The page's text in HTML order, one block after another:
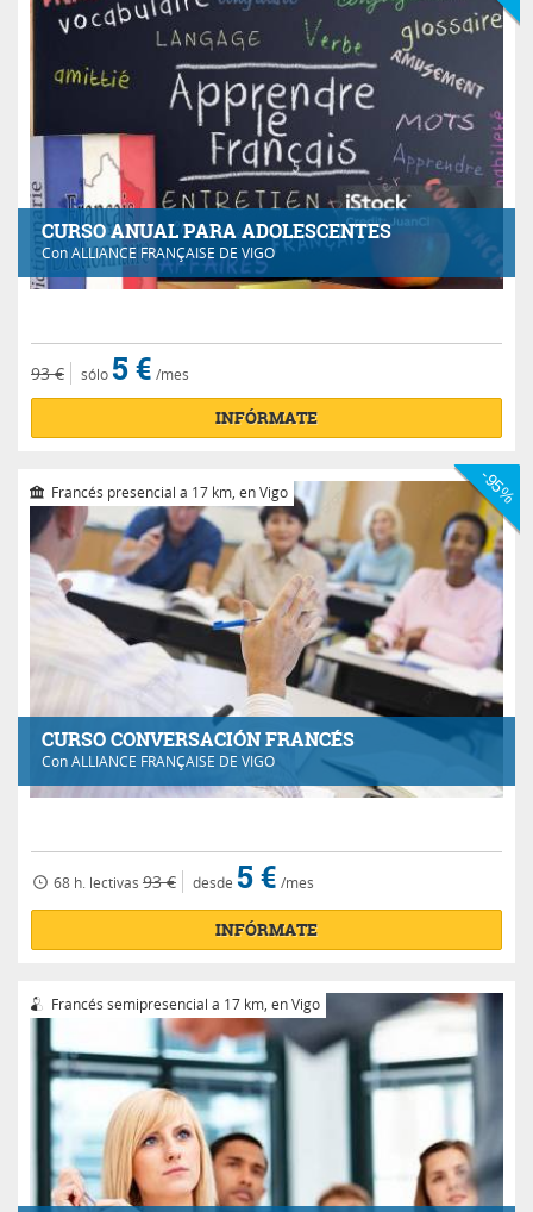
CURSO ANUAL PARA ADOLESCENTES
ConALLIANCE FRANÇAISE DE VIGO
93 € sólo 5 € /mes
INFÓRMATE
CURSO CONVERSACIÓN FRANCÉS
ConALLIANCE FRANÇAISE DE VIGO
Francés presencial a 17 km, en Vigo -95%
68 h. lectivas 93 € desde 5 € /mes
INFÓRMATE
Francés semipresencial a 17 km, en Vigo